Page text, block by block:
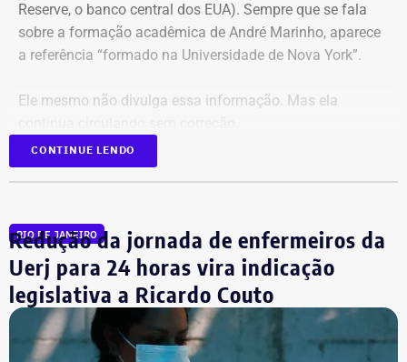
Reserve, o banco central dos EUA). Sempre que se fala
sobre a formação acadêmica de André Marinho, aparece
a referência “formado na Universidade de Nova York”.
Ele mesmo não divulga essa informação. Mas ela
No material de campanha, não há
André Marinho informa que desistiu da faculdade nos
Estados Unidos porque decidiu voltar ao seu país natal,
em plena efervescência do impeachment da ex-presidente
Dilma Rousseff (PT). No Rio, matriculou-se em Direito na
PUC, onde ficou de 2016 a 2019. Em seguida, quando já
CONTINUE LENDO
RIO DE JANEIRO
Redução da jornada de enfermeiros da
Uerj para 24 horas vira indicação
legislativa a Ricardo Couto